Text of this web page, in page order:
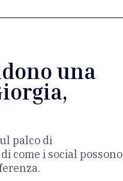
una
palco di
come i social possono